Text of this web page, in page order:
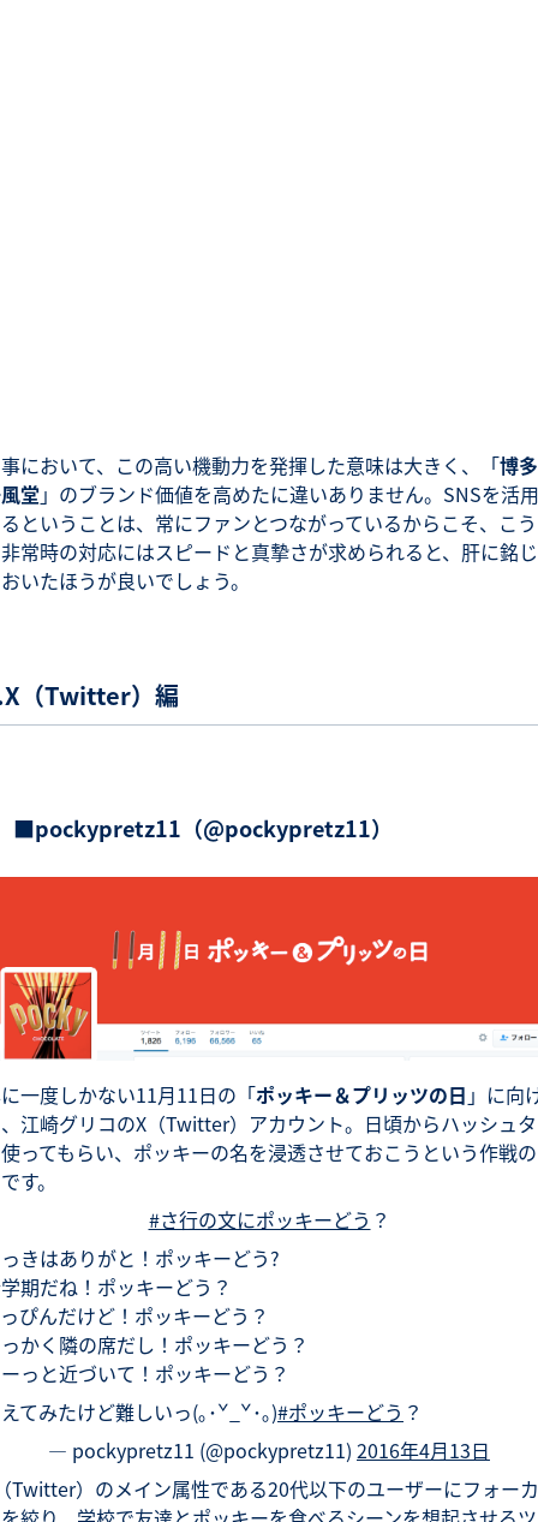
において、この高い機動力を発揮した意味は大きく、「博多
堂」のブランド価値を高めたに違いありません。SNSを活用
ということは、常にファンとつながっているからこそ、こ
常時の対応にはスピードと真摯さが求められると、肝に銘じ
いたほうが良いでしょう。
（Twitter）編
■pockypretz11（@pockypretz11）
一度しかない11月11日の「ポッキー＆プリッツの日 」に向
江崎グリコのX（Twitter）アカウント。日頃からハッシュ
ってもらい、ポッキーの名を浸透させておこうという作戦
す。
#さ行の文にポッキーどう ？
きはありがと！ポッキーどう?
期だね！ポッキーどう？
ぴんだけど！ポッキーどう？
かく隣の席だし！ポッキーどう？
っと近づいて！ポッキーどう？
てみたけど難しいっ(｡･ˇ_ˇ･｡)#ポッキーどう ？
— pockypretz11 (@pockypretz11) 2016年4月13日
Twitter）のメイン属性である20代以下のユーザーにフォーカ